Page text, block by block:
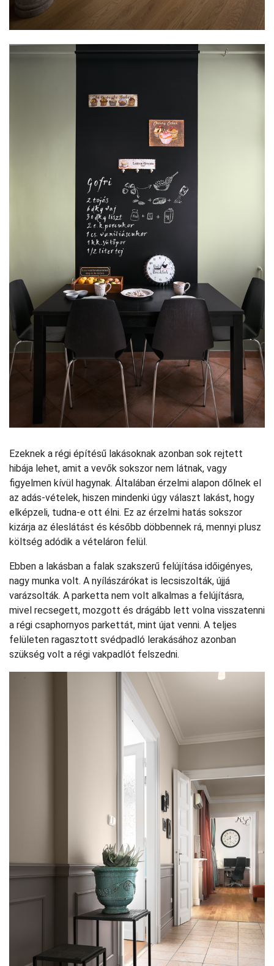
Ezeknek a régi építésű lakásoknak azonban sok rejtett
hibája lehet, amit a vevők sokszor nem látnak, vagy
figyelmen kívül hagynak. Általában érzelmi alapon dőlnek el
az adás-vételek, hiszen mindenki úgy választ lakást, hogy
elképzeli, tudna-e ott élni. Ez az érzelmi hatás sokszor
kizárja az éleslátást és később döbbennek rá, mennyi plusz
költség adódik a vételáron felül.
Ebben a lakásban a falak szakszerű felújítása időigényes,
nagy munka volt. A nyílászárókat is lecsiszolták, újjá
varázsolták. A parketta nem volt alkalmas a felújításra,
mivel recsegett, mozgott és drágább lett volna visszatenni
a régi csaphornyos parkettát, mint újat venni. A teljes
felületen ragasztott svédpadló lerakásához azonban
szükség volt a régi vakpadlót felszedni.